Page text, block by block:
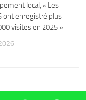
local, « Les
ont enregistré plus
visites en 2025 »